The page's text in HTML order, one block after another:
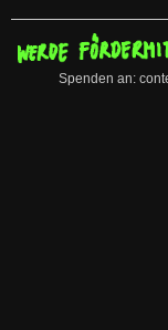
Spenden an: